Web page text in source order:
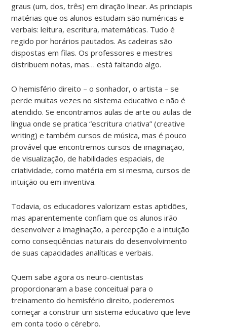
graus (um, dos, três) em diração linear. As princiapis
matérias que os alunos estudam são numéricas e
verbais: leitura, escritura, matemáticas. Tudo é
regido por horários pautados. As cadeiras são
dispostas em filas. Os professores e mestres
distribuem notas, mas… está faltando algo.
O hemisfério direito – o sonhador, o artista – se
perde muitas vezes no sistema educativo e não é
atendido. Se encontramos aulas de arte ou aulas de
língua onde se pratica “escritura criativa” (creative
writing) e também cursos de música, mas é pouco
provável que encontremos cursos de imaginação,
de visualização, de habilidades espaciais, de
criatividade, como matéria em si mesma, cursos de
intuição ou em inventiva.
Todavia, os educadores valorizam estas aptidões,
mas aparentemente confiam que os alunos irão
desenvolver a imaginação, a percepção e a intuição
como conseqüências naturais do desenvolvimento
de suas capacidades analíticas e verbais.
Quem sabe agora os neuro-cientistas
proporcionaram a base conceitual para o
treinamento do hemisfério direito, poderemos
começar a construir um sistema educativo que leve
em conta todo o cérebro.